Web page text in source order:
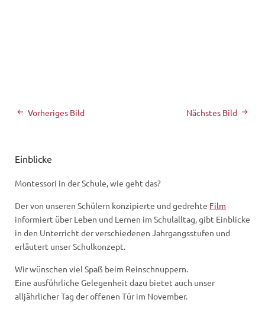
Nächstes Bild
Vorheriges Bild
Einblicke
Montessori in der Schule, wie geht das?
Der von unseren Schülern konzipierte und gedrehte Film
informiert über Leben und Lernen im Schulalltag, gibt Einblicke
in den Unterricht der verschiedenen Jahrgangsstufen und
erläutert unser Schulkonzept.
Wir wünschen viel Spaß beim Reinschnuppern.
Eine ausführliche Gelegenheit dazu bietet auch unser
alljährlicher Tag der offenen Tür im November.